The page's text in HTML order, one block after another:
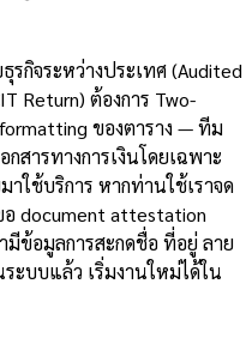
รกิจระหว่างประเทศ (Audited
Return) ต้องการ Two-
ของตาราง — ทีม
สารทางการเงินโดยเฉพาะ
าใช้บริการ หากท่านใช้เราจด
document attestation
มีข้อมูลการสะกดชื่อ ที่อยู่ ลาย
ะบบแล้ว เริ่มงานใหม่ได้ใน